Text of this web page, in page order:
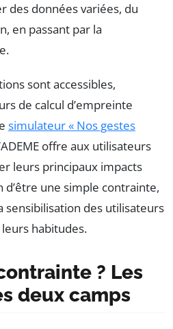
données variées, du
en passant par la
sont accessibles,
de calcul d’empreinte
simulateur « Nos gestes
offre aux utilisateurs
leurs principaux impacts
une simple contrainte,
sensibilisation des utilisateurs
habitudes.
? Les
deux camps